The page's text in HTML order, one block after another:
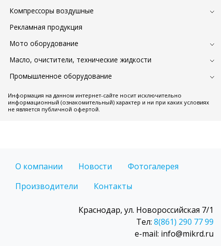
Компрессоры воздушные
Рекламная продукция
Мото оборудование
Масло, очистители, технические жидкости
Промышленное оборудование
Информация на данном интернет-сайте носит исключительно
информационный (ознакомительный) характер и ни при каких условиях
не является публичной офертой.
О компании Новости
Фотогалерея
Производители
Контакты
Краснодар, ул. Новороссийская 7/1
Тел: 8(861) 290 77 99
e-mail: info@mikrd.ru